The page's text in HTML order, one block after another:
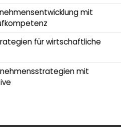
mit
für wirtschaftliche
mit